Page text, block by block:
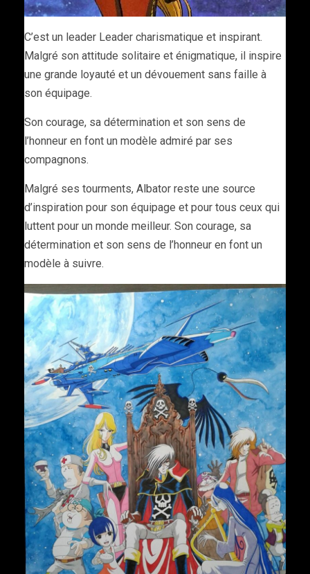
C’est un leader Leader charismatique et inspirant.
Malgré son attitude solitaire et énigmatique, il inspire
une grande loyauté et un dévouement sans faille à
son équipage.
Son courage, sa détermination et son sens de
l’honneur en font un modèle admiré par ses
compagnons.
Malgré ses tourments, Albator reste une source
d’inspiration pour son équipage et pour tous ceux qui
luttent pour un monde meilleur. Son courage, sa
détermination et son sens de l’honneur en font un
modèle à suivre.